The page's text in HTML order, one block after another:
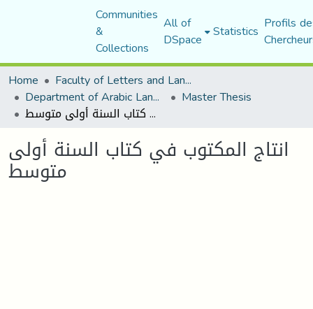
Communities
&
Collections
All of
DSpace Statistics Profils
Home
Faculty of Letters and Languages
Department of Arabic Language and Literature Master Thesis
انتاج المكتوب في كتاب السنة أولى متوسط
انتاج المكتوب في كتاب السنة أولى
متوسط